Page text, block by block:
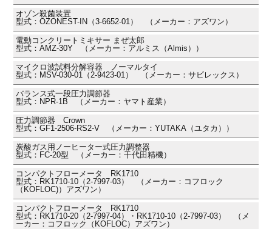
オゾン殺菌装置
型式：OZONEST-IN（3-6652-01） （メーカー：アズワン）
電動コンクリートミキサー まぜ太郎
型式：AMZ-30Y （メーカー：アルミス（Almis））
マイクロ波試料分解容器 ノーマルタイ
型式：MSV-030-01（2-9423-01） （メーカー：サビレックス）
バランス式一段圧力調節器
型式：NPR-1B （メーカー：ヤマト産業）
圧力調節器 Crown
型式：GF1-2506-RS2-V （メーカー：YUTAKA（ユタカ））
炭酸ガス用ノーヒーター式圧力調整器
型式：FC-20型 （メーカー：千代田精機）
コンパクトフローメータ RK1710
型式：RK1710-10（2-7997-03） （メーカー：コフロック
（KOFLOC)）アズワン）
コンパクトフローメータ RK1710
型式：RK1710-20（2-7997-04）・RK1710-10（2-7997-03） （メ
ーカー：コフロック（KOFLOC）アズワン）